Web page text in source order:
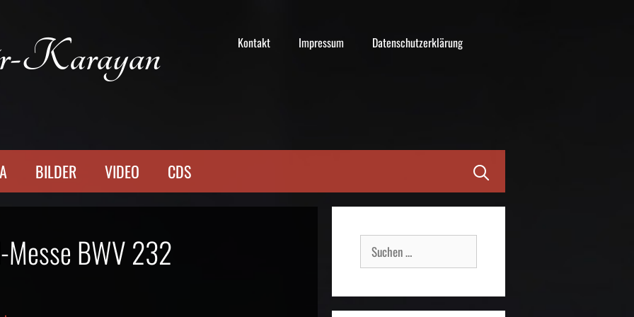
Kontakt Impressum Datenschutzerklärung
Karayan
BILDER VIDEO CDS
Messe BWV 232
Suche
nach: